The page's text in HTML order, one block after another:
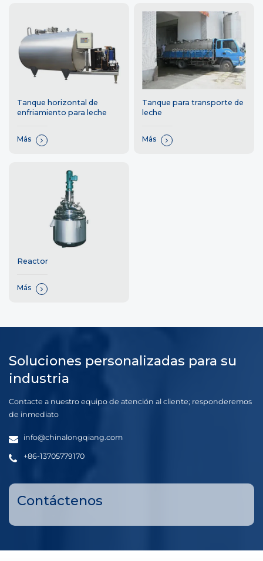
Tanque horizontal de
enfriamiento para leche
Más
Tanque para transporte de
leche
Más
Reactor
Más
Soluciones personalizadas para su
industria
Contacte a nuestro equipo de atención al cliente; responderemos
de inmediato
info@chinalongqiang.com
+86-13705779170
Contáctenos